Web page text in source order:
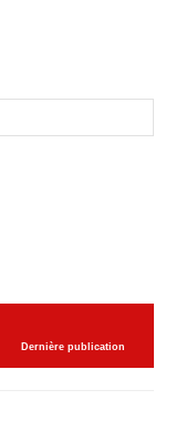
Dernière publication